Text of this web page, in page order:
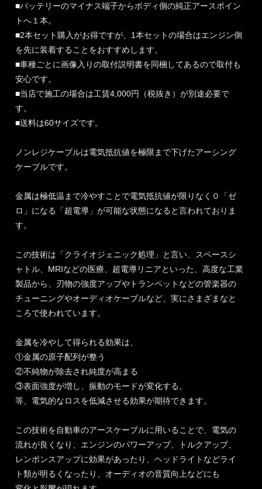
■バッテリーのマイナス端子からボディ側の純正アースポイン
トへ１本。
■2本セット購入がお得ですが、1本セットの場合はエンジン側
を先に装着することをおすすめします。
■車種ごとに画像入りの取付説明書を同梱してあるので取付も
安心です。
■当店で施工の場合は工賃4,000円（税抜き）が別途必要で
す。
■送料は60サイズです。
ノンレジケーブルは電気抵抗値を極限まで下げたアーシング
ケーブルです。
金属は極低温まで冷やすことで電気抵抗値が限りなく０「ゼ
ロ」になる「超電導」が可能な状態になると言われておりま
す。
この技術は「クライオジェニック処理」と言い、スペースシ
ャトル、MRIなどの医療、超電導リニアといった、高度な工業
製品から、刃物の強度アップやトランペットなどの管楽器の
チューニングやオーディオケーブルなど、実にさまざまなと
ころで使われています。
金属を冷やして得られる効果は、
①金属の原子配列が整う
②不純物が除去され純度が高まる
③表面強度が増し、振動のモードが変化する。
等、電気的なロスを低減させる効果が期待できます。
この技術を自動車のアースケーブルに用いることで、電気の
流れが良くなり、エンジンのパワーアップ、トルクアップ、
レンポンスアップに効果があったり、ヘッドライトなどライ
ト類が明るくなったり、オーディオの音質向上などにも